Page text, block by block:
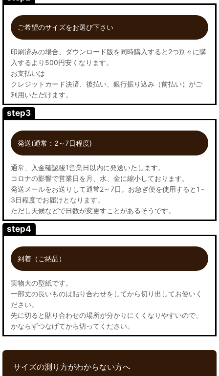
ご希望のサイズをお選び下さい
印刷済みの場合、ダウンロード版を同時購入すると2つ別々に購
入するより500円安くなります。
お支払いは
クレジットカード決済、後払い、銀行振り込み（前払い）がご
利用いただけます。
step3
発送(通常：2～7日程度)
通常、入金確認後1営業日以内に発送いたします。
コロナの影響で営業日を月、水、金に縮小しております。
発送メールをお送りして通常2～7日。お急ぎ便を使用すると1～
3日程度でお届けとなります。
ただし天候などで日数が変更すことがあるそうです。
step4
到着（ご納品）
実物大の型紙です。
一部丈の長いものは貼り合わせをしてから切り出してお使いく
ださい。
先に切ると貼り合わせの場所が分かりにくくなりやすいので、
かならずつなげてから切ってください。
サイズの測り方がわからない方へ